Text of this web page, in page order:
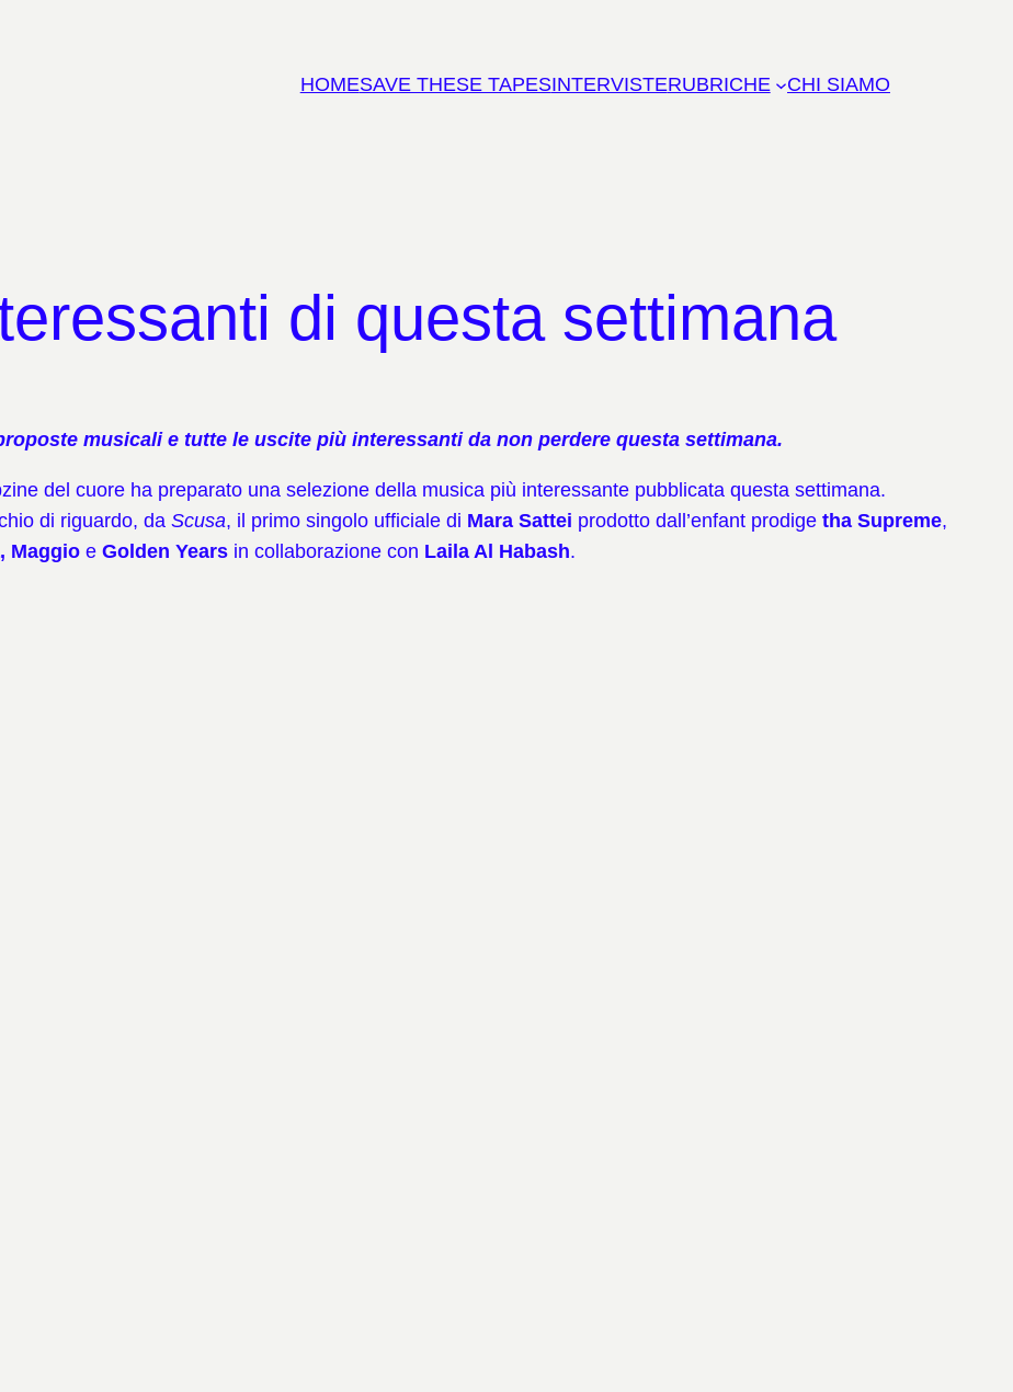
HOMESAVE THESE TAPESINTERVISTERUBRICHE CHI SIAMO
di questa settimana
musicali e tutte le uscite più interessanti da non perdere questa settimana.
del cuore ha preparato una selezione della musica più interessante pubblicata questa settimana.
di riguardo, da Scusa, il primo singolo ufficiale di Mara Sattei prodotto dall’enfant prodige tha Supreme,
Maggio e Golden Years in collaborazione con Laila Al Habash.